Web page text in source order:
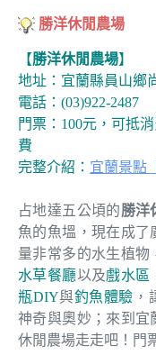
勝洋休閒農場
【勝洋休閒農場】
地址：宜蘭縣員山鄉
電話：(03)922-2487
門票：100元，可抵
費
完整介紹： 宜蘭景點
占地達五公頃的勝洋
魚的魚塭，現在成了
量非常多的水生植物
水草餐廳以及戲水區
瓶DIY與釣魚體驗 ，
神奇與奧妙；來到宜
休閒農場走走吧！門